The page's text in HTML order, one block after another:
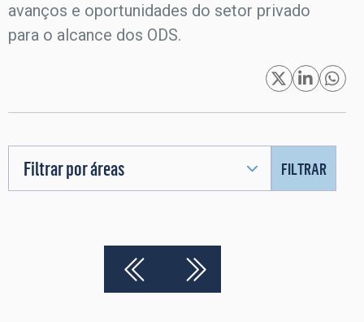
avanços e oportunidades do setor privado
para o alcance dos ODS.
Filtrar por áreas FILTRAR